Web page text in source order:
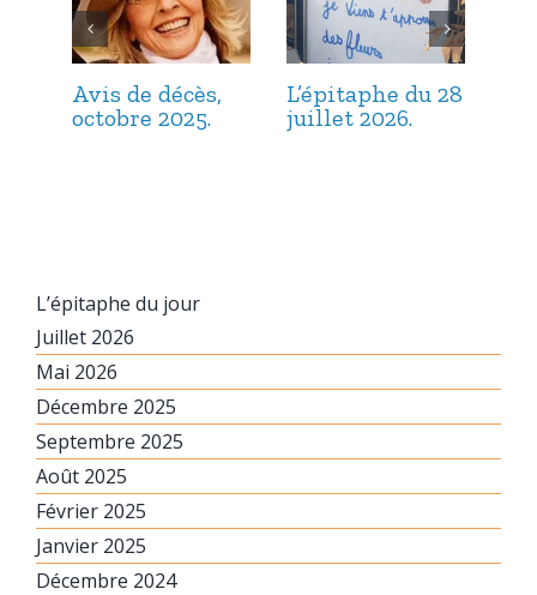
Avis de décès,
octobre 2025.
L’épitaphe du 28
juillet 2026.
L’épitaphe du jour
Juillet 2026
Mai 2026
Décembre 2025
Septembre 2025
Août 2025
Février 2025
Janvier 2025
Décembre 2024